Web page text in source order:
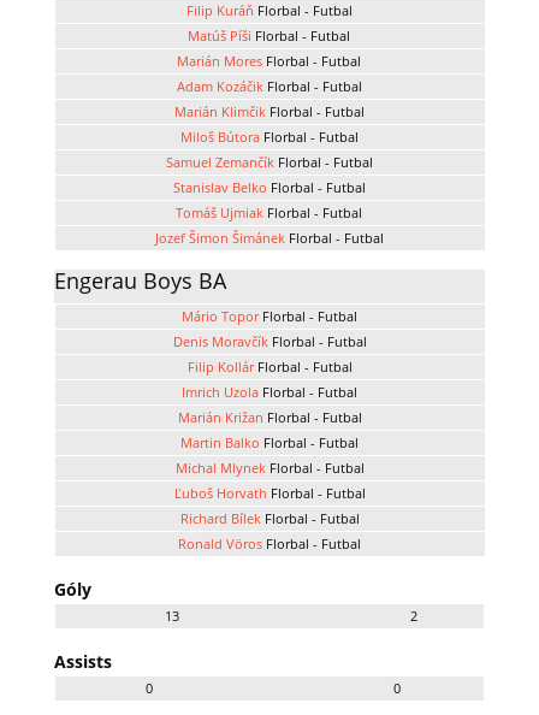
Filip Kuráň Florbal - Futbal
Matúš Píši Florbal - Futbal
Marián Mores Florbal - Futbal
Adam Kozáčik Florbal - Futbal
Marián Klimčik Florbal - Futbal
Miloš Bútora Florbal - Futbal
Samuel Zemančík Florbal - Futbal
Stanislav Belko Florbal - Futbal
Tomáš Ujmiak Florbal - Futbal
Jozef Šimon Šimánek Florbal - Futbal
Engerau Boys BA
Mário Topor Florbal - Futbal
Denis Moravčík Florbal - Futbal
Filip Kollár Florbal - Futbal
Imrich Uzola Florbal - Futbal
Marián Križan Florbal - Futbal
Martin Balko Florbal - Futbal
Michal Mlynek Florbal - Futbal
Ľuboš Horvath Florbal - Futbal
Richard Bílek Florbal - Futbal
Ronald Vöros Florbal - Futbal
Góly
13 2
Assists
0 0